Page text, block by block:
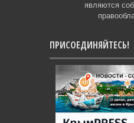
являются
ПРИСОЕДИНЯЙТЕСЬ!